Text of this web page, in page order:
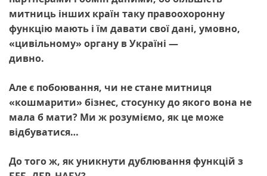
митниць інших країн таку правоохоронну
функцію мають і їм давати свої дані, умовно,
«цивільному» органу в Україні —
дивно.
Але є побоювання, чи не стане митниця
«кошмарити» бізнес, стосунку до якого вона не
мала б мати? Ми ж розуміємо, як це може
відбуватися…
До того ж, як уникнути дублювання функцій з